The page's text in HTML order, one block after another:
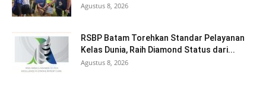
Agustus 8, 2026
RSBP Batam Torehkan Standar Pelayanan
Kelas Dunia, Raih Diamond Status dari...
Agustus 8, 2026